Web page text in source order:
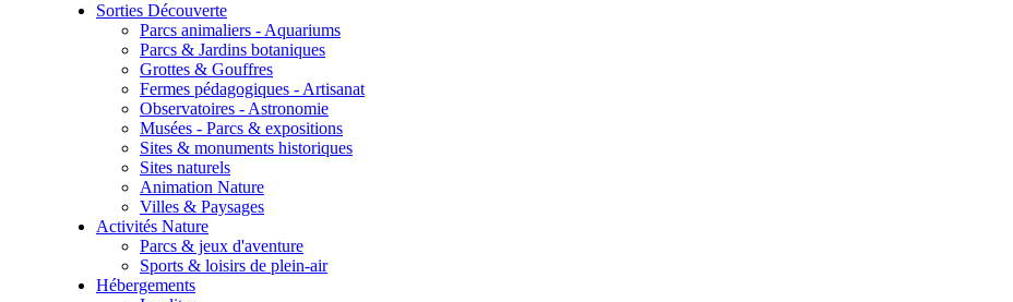
Sorties Découverte
Parcs animaliers - Aquariums
Parcs & Jardins botaniques
Grottes & Gouffres
Fermes pédagogiques - Artisanat
Observatoires - Astronomie
Musées - Parcs & expositions
Sites & monuments historiques
Sites naturels
Animation Nature
Villes & Paysages
Activités Nature
Parcs & jeux d'aventure
Sports & loisirs de plein-air
Hébergements